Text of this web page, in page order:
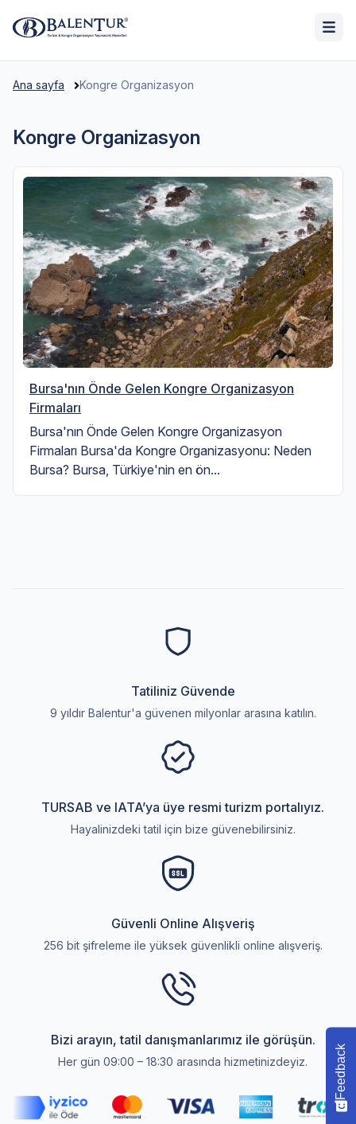
Ana sayfa Kongre Organizasyon
Kongre Organizasyon
Bursa'nın Önde Gelen Kongre Organizasyon
Firmaları
Bursa'nın Önde Gelen Kongre Organizasyon
Firmaları Bursa'da Kongre Organizasyonu: Neden
Bursa? Bursa, Türkiye'nin en ön...
Tatiliniz Güvende
9 yıldır Balentur'a güvenen milyonlar arasına katılın.
TURSAB ve IATA’ya üye resmi turizm portalıyız.
Hayalinizdeki tatil için bize güvenebilirsiniz.
Güvenli Online Alışveriş
256 bit şifreleme ile yüksek güvenlikli online alışveriş.
Bizi arayın, tatil danışmanlarımız ile görüşün.
Her gün 09:00 – 18:30 arasında hizmetinizdeyiz. Feedback